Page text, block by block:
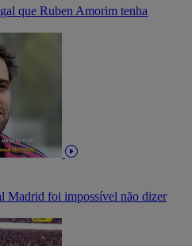
que Ruben Amorim tenha
Madrid foi impossível não dizer